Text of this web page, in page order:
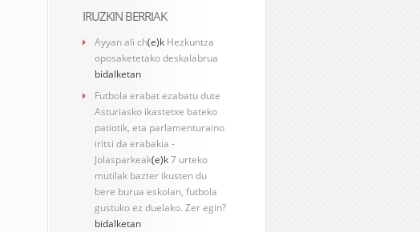
IRUZKIN BERRIAK
Ayyan ali ch(e)k Hezkuntza
oposaketetako deskalabrua
bidalketan
Futbola erabat ezabatu dute
Asturiasko ikastetxe bateko
patiotik, eta parlamenturaino
iritsi da erabakia -
Jolasparkeak(e)k7 urteko
mutilak bazter ikusten du
bere burua eskolan, futbola
gustuko ez duelako. Zer egin?
bidalketan